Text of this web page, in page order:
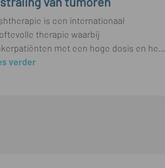
is een internationaal
therapie waarbij
kankerpatiënten met een hoge dosis en heel snel bestraald worden: we spreken in termen van milliseconden of zelfs korter. Het belangrijkste voordeel van de therapie is dat gezond weefsel op die manier mogelijk beter kan gespaard blijven. Dat blijkt alvast uit proeven met muizen in een bunker in het UZA. “In 2023 hopen we de eerste klinische studies op te kunnen zetten bij patiënten met agressieve tumoren”, zegt radiotherapeut-oncoloog Piet Dirix, die ook werkzaam is in GZA Ziekenhuizen en deel uitmaakt van het Iridium Netwerk, het grootste netwerk voor radiotherapie in ons land.
verder